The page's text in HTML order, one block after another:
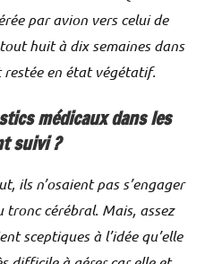
par avion vers celui de
huit à dix semaines dans
restée en état végétatif.
médicaux dans les
suivi ?
ils n’osaient pas s’engager
tronc cérébral. Mais, assez
sceptiques à l’idée qu’elle